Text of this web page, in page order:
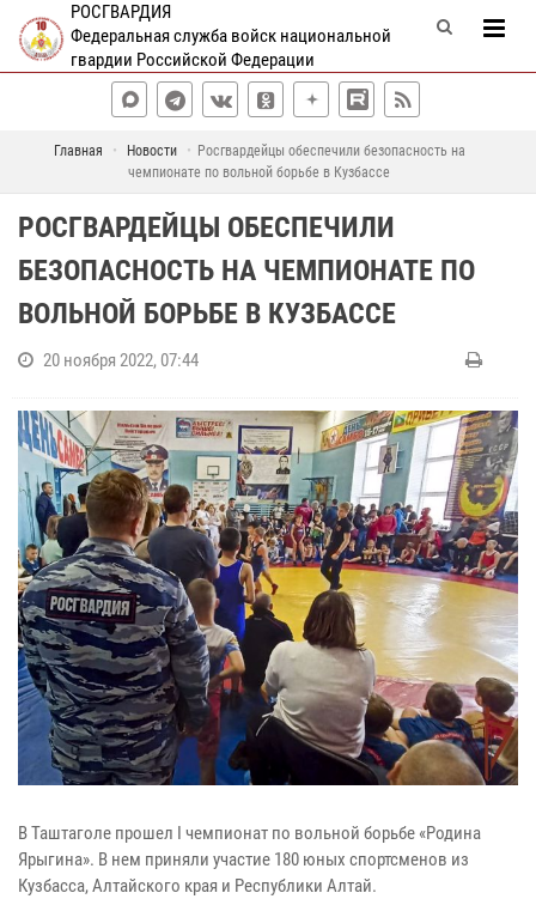
РОСГВАРДИЯ
Федеральная служба войск национальной
гвардии Российской Федерации
Главная Новости
Росгвардейцы обеспечили безопасность на
чемпионате по вольной борьбе в Кузбассе
РОСГВАРДЕЙЦЫ ОБЕСПЕЧИЛИ
БЕЗОПАСНОСТЬ НА ЧЕМПИОНАТЕ ПО
ВОЛЬНОЙ БОРЬБЕ В КУЗБАССЕ
20 ноября 2022, 07:44
В Таштаголе прошел I чемпионат по вольной борьбе «Родина
Ярыгина». В нем приняли участие 180 юных спортсменов из
Кузбасса, Алтайского края и Республики Алтай.